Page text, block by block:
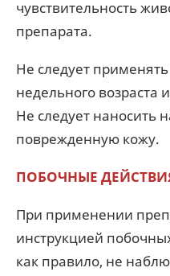
чувствительность
препарата.
Не следует
недельного возраста
Не следует наносить
поврежденную кожу.
ПОБОЧНЫЕ
При применении
инструкцией
как правило, не